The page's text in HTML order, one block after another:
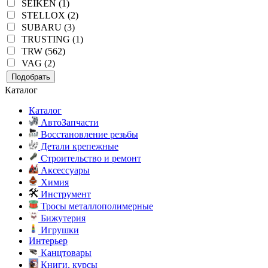
SEIKEN (1)
STELLOX (2)
SUBARU (3)
TRUSTING (1)
TRW (562)
VAG (2)
Подобрать
Каталог
Каталог
АвтоЗапчасти
Восстановление резьбы
Детали крепежные
Строительство и ремонт
Аксессуары
Химия
Инструмент
Тросы металлополимерные
Бижутерия
Игрушки
Интерьер
Канцтовары
Книги, курсы